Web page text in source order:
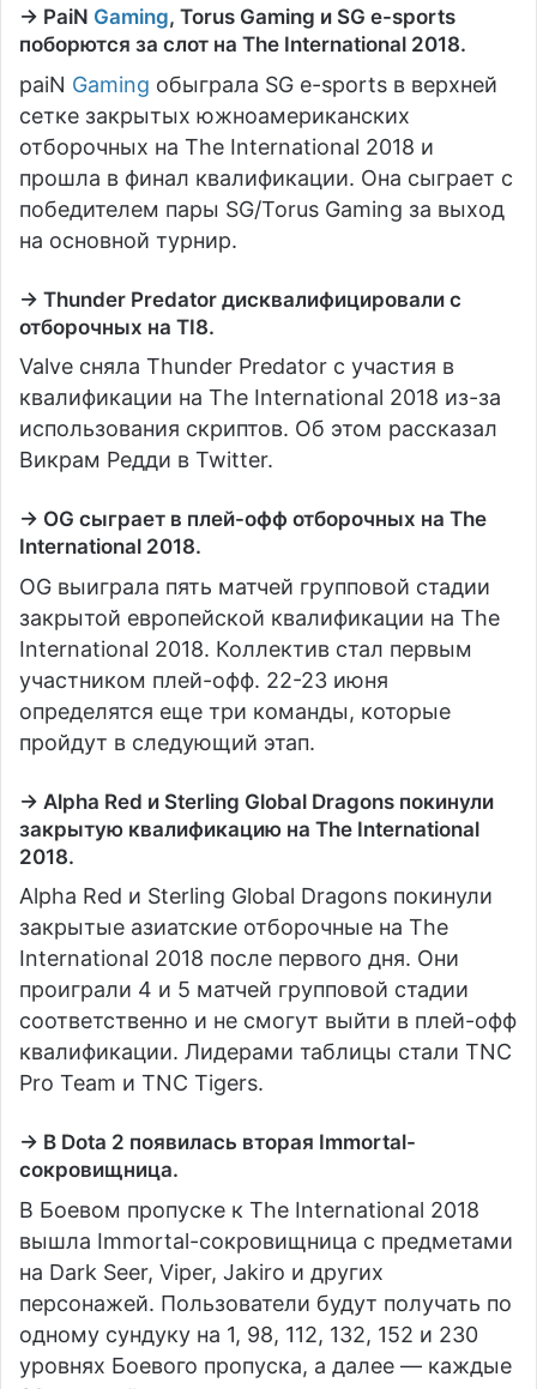
→ PaiN Gaming, Torus Gaming и SG e-sports
поборются за слот на The International 2018.
paiN Gaming обыграла SG e-sports в верхней
сетке закрытых южноамериканских
отборочных на The International 2018 и
прошла в финал квалификации. Она сыграет с
победителем пары SG/Torus Gaming за выход
на основной турнир.
→ Thunder Predator дисквалифицировали с
отборочных на TI8.
Valve сняла Thunder Predator с участия в
квалификации на The International 2018 из-за
использования скриптов. Об этом рассказал
Викрам Редди в Twitter.
→ OG сыграет в плей-офф отборочных на The
International 2018.
OG выиграла пять матчей групповой стадии
закрытой европейской квалификации на The
International 2018. Коллектив стал первым
участником плей-офф. 22-23 июня
определятся еще три команды, которые
пройдут в следующий этап.
→ Alpha Red и Sterling Global Dragons покинули
закрытую квалификацию на The International
2018.
Alpha Red и Sterling Global Dragons покинули
закрытые азиатские отборочные на The
International 2018 после первого дня. Они
проиграли 4 и 5 матчей групповой стадии
соответственно и не смогут выйти в плей-офф
квалификации. Лидерами таблицы стали TNC
Pro Team и TNC Tigers.
→ В Dota 2 появилась вторая Immortal-
сокровищница.
В Боевом пропуске к The International 2018
вышла Immortal-сокровищница с предметами
на Dark Seer, Viper, Jakiro и других
персонажей. Пользователи будут получать по
одному сундуку на 1, 98, 112, 132, 152 и 230
уровнях Боевого пропуска, а далее — каждые